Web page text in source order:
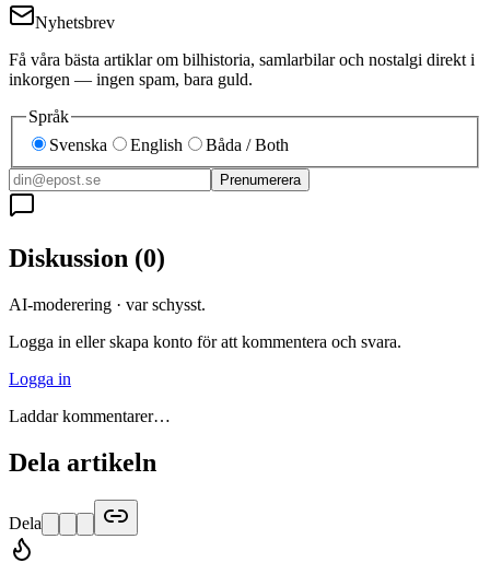
Nyhetsbrev
Få våra bästa artiklar om bilhistoria, samlarbilar och nostalgi direkt i
inkorgen — ingen spam, bara guld.
Språk
Svenska
English Båda / Both
Prenumerera
Diskussion (0)
AI-moderering · var schysst.
Logga in eller skapa konto för att kommentera och svara.
Logga in
Laddar kommentarer…
Dela artikeln
Dela